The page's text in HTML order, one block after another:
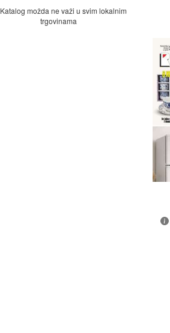
Katalog možda ne važi u svim lokalnim
trgovinama